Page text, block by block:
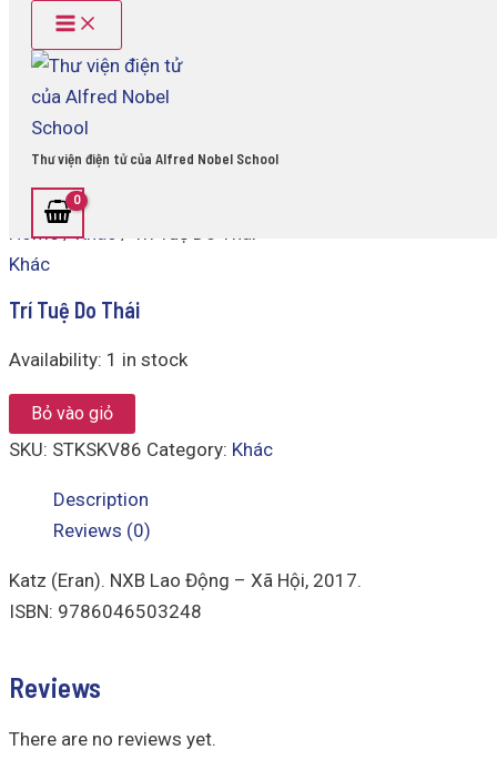
content
Main
Menu
Thư viện điện tử của Alfred Nobel School
Home/Khác / Trí Tuệ Do Thái
Khác
Trí Tuệ Do Thái
Availability: 1 in stock
quantity
Bỏ vào giỏ
SKU: STKSKV86 Category: Khác
Description
Reviews (0)
Katz (Eran). NXB Lao Động – Xã Hội, 2017.
ISBN: 9786046503248
Reviews
There are no reviews yet.